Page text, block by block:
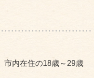
市内在住の18歳～29歳